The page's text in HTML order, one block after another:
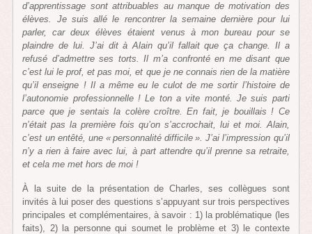
d’apprentissage sont attribuables au manque de motivation des
élèves. Je suis allé le rencontrer la semaine dernière pour lui
parler, car deux élèves étaient venus à mon bureau pour se
plaindre de lui. J’ai dit à Alain qu’il fallait que ça change. Il a
refusé d’admettre ses torts. Il m’a confronté en me disant que
c’est lui le prof, et pas moi, et que je ne connais rien de la matière
qu’il enseigne ! Il a même eu le culot de me sortir l’histoire de
l’autonomie professionnelle ! Le ton a vite monté. Je suis parti
parce que je sentais la colère croître. En fait, je bouillais ! Ce
n’était pas la première fois qu’on s’accrochait, lui et moi. Alain,
c’est un entêté, une « personnalité difficile ». J’ai l’impression qu’il
n’y a rien à faire avec lui, à part attendre qu’il prenne sa retraite,
et cela me met hors de moi !
À la suite de la présentation de Charles, ses collègues sont
invités à lui poser des questions s’appuyant sur trois perspectives
principales et complémentaires, à savoir : 1) la problématique (les
faits), 2) la personne qui soumet le problème et 3) le contexte